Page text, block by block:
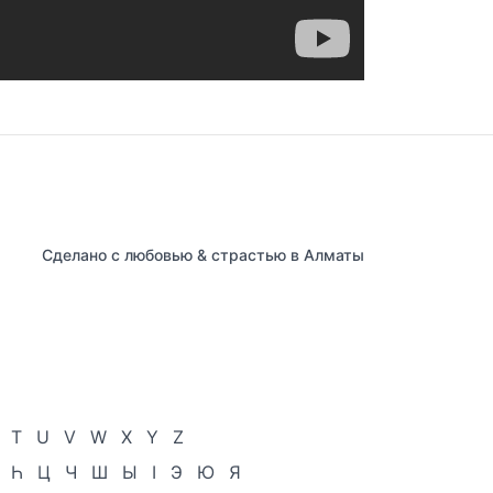
Сделано с любовью & страстью в Алматы
T U V W X Y
Z
Һ Ц Ч Ш Ы І Э Ю Я